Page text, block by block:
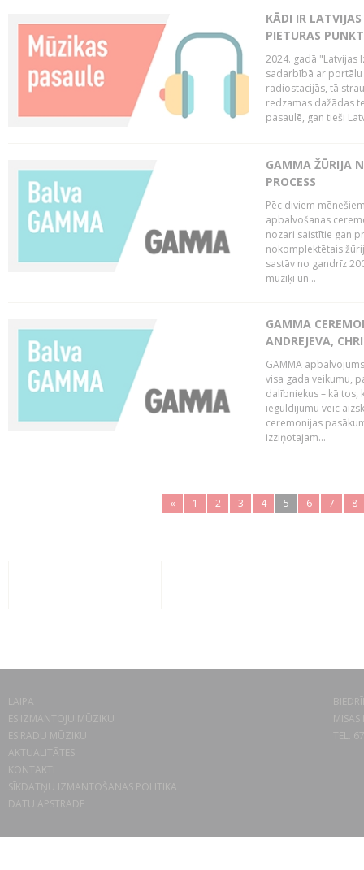
KĀDI IR
PIETURAS
2024. gadā "Latvijas
sadarbībā ar portālu
radiostacijās, tā
redzamas dažādas
pasaulē, gan tieši
GAMMA ŽŪRIJA
PROCESS
Pēc diviem
apbalvošanas
nozari saistītie gan
nokomplektētais
sastāv no gandrīz
mūziķi un...
GAMMA
ANDREJEVA,
GAMMA
visa gada veikumu,
dalībniekus – kā tos,
ieguldījumu veic
ceremonijas
izziņotajam...
« 1 2 3 4 5 6 7 8
LAIPA
ES IZMANTOJU MŪZIKU
ES RADU MŪZIKU
AKTUALITĀTES
KONTAKTI
SĪKDATŅU IZMANTOŠANAS POLITIKA
DATU APSTRĀDE
TEL.